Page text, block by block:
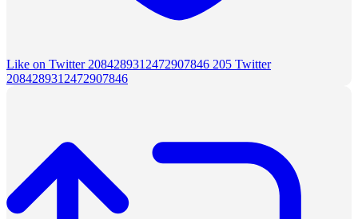
Like on Twitter 2084289312472907846 205 Twitter
2084289312472907846